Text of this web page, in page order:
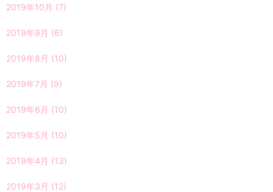
2019年10月 (7)
2019年9月 (6)
2019年8月 (10)
2019年7月 (9)
2019年6月 (10)
2019年5月 (10)
2019年4月 (13)
2019年3月 (12)